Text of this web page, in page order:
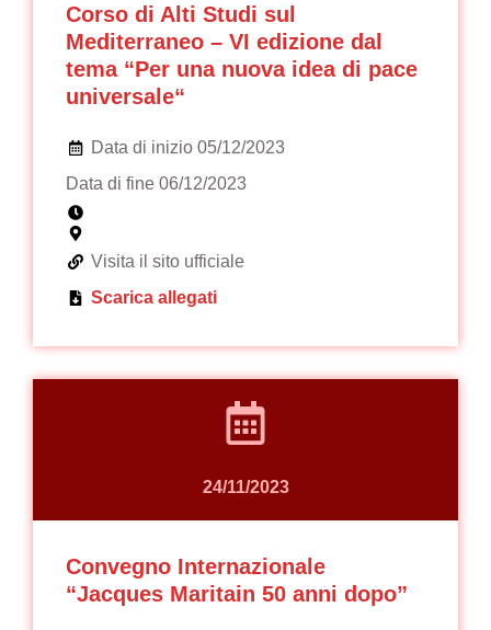
Corso di Alti Studi sul
Mediterraneo – VI edizione dal
tema “Per una nuova idea di pace
universale“
Data di inizio 05/12/2023
Data di fine 06/12/2023
Visita il sito ufficiale
Scarica allegati
24/11/2023
Convegno Internazionale
“Jacques Maritain 50 anni dopo”